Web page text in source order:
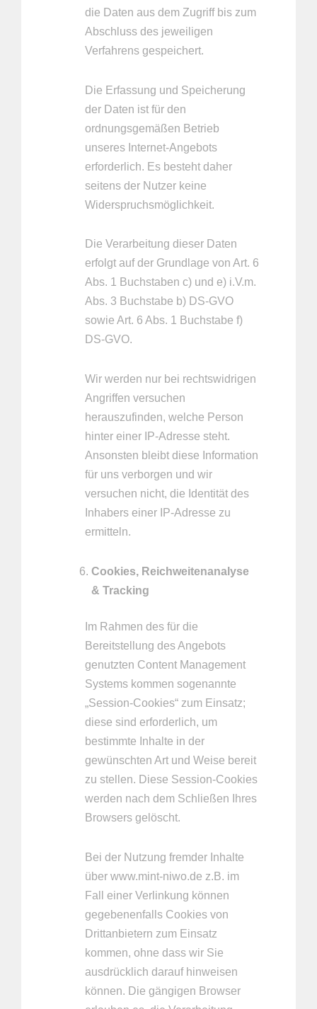
die Daten aus dem Zugriff bis zum
Abschluss des jeweiligen
Verfahrens gespeichert.
Die Erfassung und Speicherung
der Daten ist für den
ordnungsgemäßen Betrieb
unseres Internet-Angebots
erforderlich. Es besteht daher
seitens der Nutzer keine
Widerspruchsmöglichkeit.
Die Verarbeitung dieser Daten
erfolgt auf der Grundlage von Art. 6
Abs. 1 Buchstaben c) und e) i.V.m.
Abs. 3 Buchstabe b) DS-GVO
sowie Art. 6 Abs. 1 Buchstabe f)
DS-GVO.
Wir werden nur bei rechtswidrigen
Angriffen versuchen
herauszufinden, welche Person
hinter einer IP-Adresse steht.
Ansonsten bleibt diese Information
für uns verborgen und wir
versuchen nicht, die Identität des
Inhabers einer IP-Adresse zu
ermitteln.
Cookies, Reichweitenanalyse
& Tracking
Im Rahmen des für die
Bereitstellung des Angebots
genutzten Content Management
Systems kommen sogenannte
„Session-Cookies“ zum Einsatz;
diese sind erforderlich, um
bestimmte Inhalte in der
gewünschten Art und Weise bereit
zu stellen. Diese Session-Cookies
werden nach dem Schließen Ihres
Browsers gelöscht.
Bei der Nutzung fremder Inhalte
über www.mint-niwo.de z.B. im
Fall einer Verlinkung können
gegebenenfalls Cookies von
Drittanbietern zum Einsatz
kommen, ohne dass wir Sie
ausdrücklich darauf hinweisen
können. Die gängigen Browser